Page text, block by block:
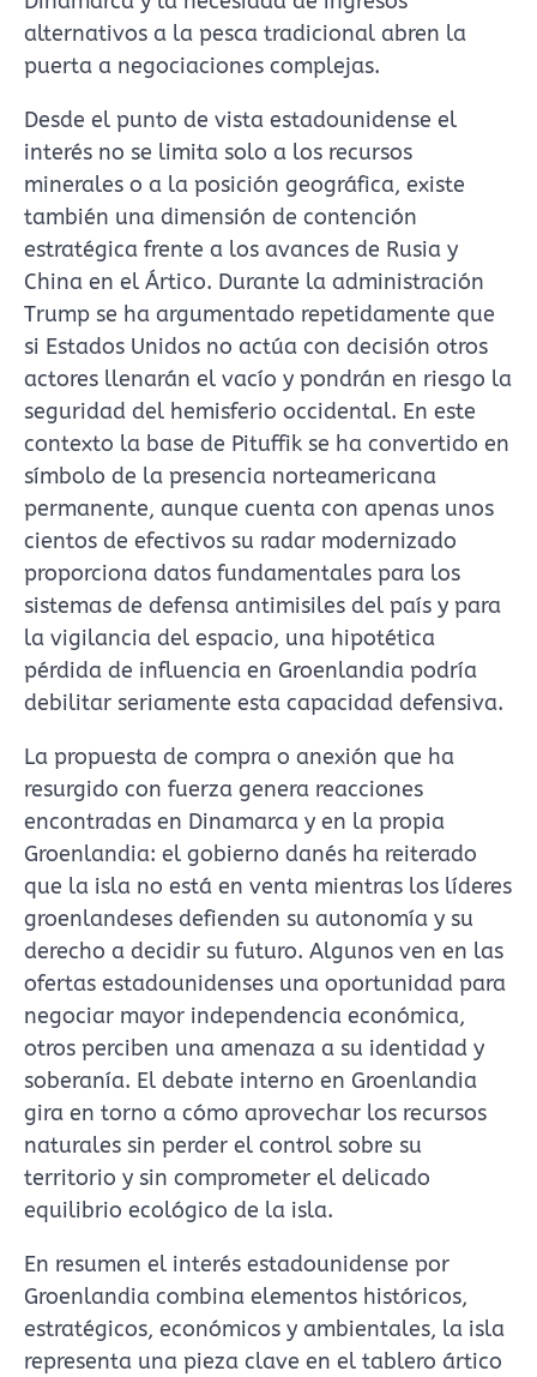
alternativos a la pesca tradicional abren la
puerta a negociaciones complejas.
Desde el punto de vista estadounidense el
interés no se limita solo a los recursos
minerales o a la posición geográfica, existe
también una dimensión de contención
estratégica frente a los avances de Rusia y
China en el Ártico. Durante la administración
Trump se ha argumentado repetidamente que
si Estados Unidos no actúa con decisión otros
actores llenarán el vacío y pondrán en riesgo la
seguridad del hemisferio occidental. En este
contexto la base de Pituffik se ha convertido en
símbolo de la presencia norteamericana
permanente, aunque cuenta con apenas unos
cientos de efectivos su radar modernizado
proporciona datos fundamentales para los
sistemas de defensa antimisiles del país y para
la vigilancia del espacio, una hipotética
pérdida de influencia en Groenlandia podría
debilitar seriamente esta capacidad defensiva.
La propuesta de compra o anexión que ha
resurgido con fuerza genera reacciones
encontradas en Dinamarca y en la propia
Groenlandia: el gobierno danés ha reiterado
que la isla no está en venta mientras los líderes
groenlandeses defienden su autonomía y su
derecho a decidir su futuro. Algunos ven en las
ofertas estadounidenses una oportunidad para
negociar mayor independencia económica,
otros perciben una amenaza a su identidad y
soberanía. El debate interno en Groenlandia
gira en torno a cómo aprovechar los recursos
naturales sin perder el control sobre su
territorio y sin comprometer el delicado
equilibrio ecológico de la isla.
En resumen el interés estadounidense por
Groenlandia combina elementos históricos,
estratégicos, económicos y ambientales, la isla
representa una pieza clave en el tablero ártico